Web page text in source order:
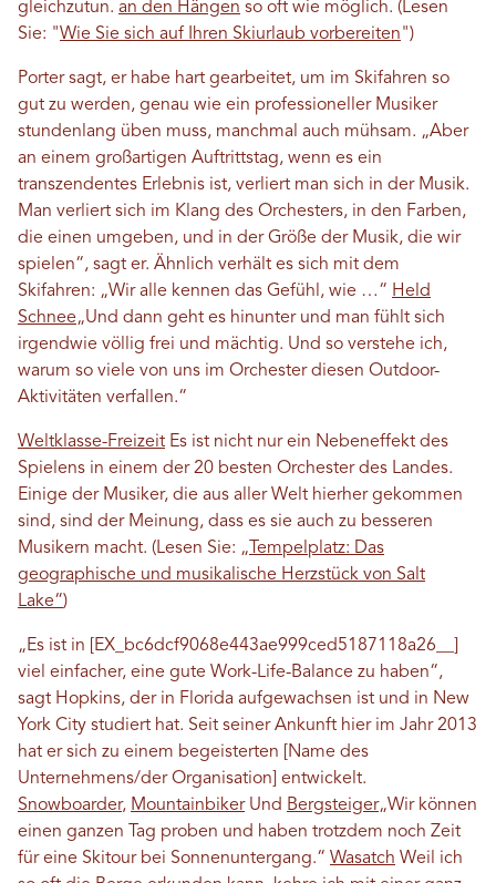
gleichzutun. an den Hängen so oft wie möglich. (Lesen
Sie: "Wie Sie sich auf Ihren Skiurlaub vorbereiten")
Porter sagt, er habe hart gearbeitet, um im Skifahren so
gut zu werden, genau wie ein professioneller Musiker
stundenlang üben muss, manchmal auch mühsam. „Aber
an einem großartigen Auftrittstag, wenn es ein
transzendentes Erlebnis ist, verliert man sich in der Musik.
Man verliert sich im Klang des Orchesters, in den Farben,
die einen umgeben, und in der Größe der Musik, die wir
spielen“, sagt er. Ähnlich verhält es sich mit dem
Skifahren: „Wir alle kennen das Gefühl, wie …“ Held
Schnee„Und dann geht es hinunter und man fühlt sich
irgendwie völlig frei und mächtig. Und so verstehe ich,
warum so viele von uns im Orchester diesen Outdoor-
Aktivitäten verfallen.“
Weltklasse-Freizeit Es ist nicht nur ein Nebeneffekt des
Spielens in einem der 20 besten Orchester des Landes.
Einige der Musiker, die aus aller Welt hierher gekommen
sind, sind der Meinung, dass es sie auch zu besseren
Musikern macht. (Lesen Sie: „Tempelplatz: Das
geographische und musikalische Herzstück von Salt
Lake“)
„Es ist in [EX_bc6dcf9068e443ae999ced5187118a26__]
viel einfacher, eine gute Work-Life-Balance zu haben“,
sagt Hopkins, der in Florida aufgewachsen ist und in New
York City studiert hat. Seit seiner Ankunft hier im Jahr 2013
hat er sich zu einem begeisterten [Name des
Unternehmens/der Organisation] entwickelt.
Snowboarder, MountainbikerUnd Bergsteiger„Wir können
einen ganzen Tag proben und haben trotzdem noch Zeit
für eine Skitour bei Sonnenuntergang.“ Wasatch Weil ich